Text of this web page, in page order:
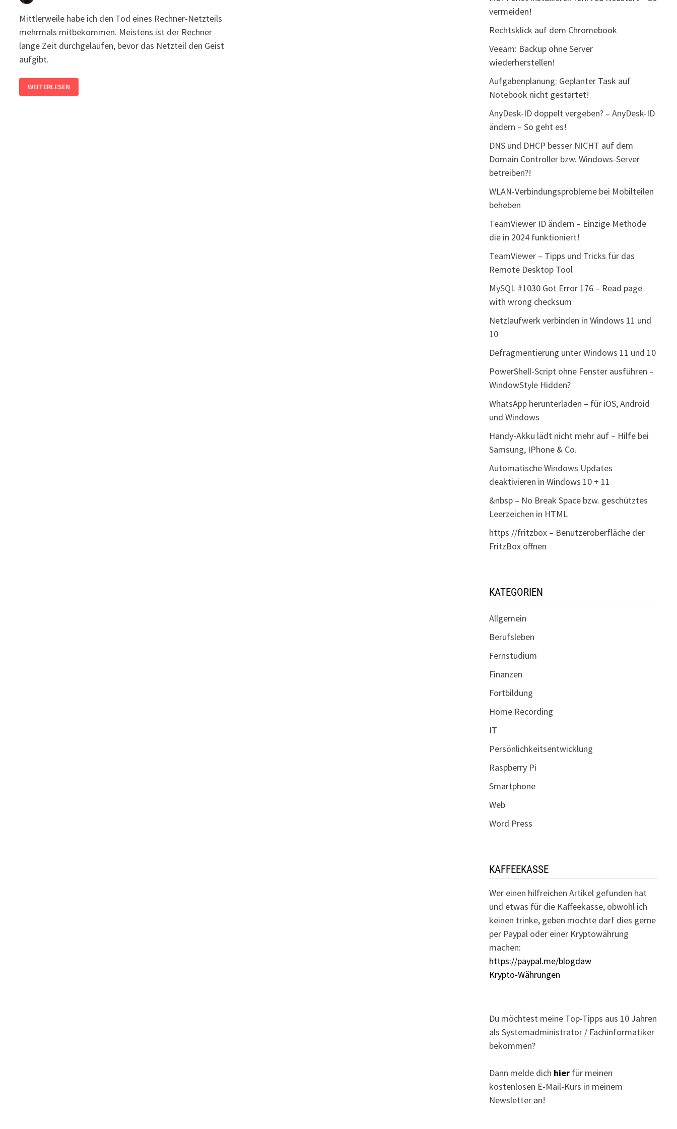
Mittlerweile habe ich den Tod eines Rechner-Netzteils
mehrmals mitbekommen. Meistens ist der Rechner
lange Zeit durchgelaufen, bevor das Netzteil den Geist
aufgibt.
ABGERAUCHTES
NETZTEIL
BEI
WEITERLESEN
vermeiden!
Rechtsklick auf dem Chromebook
Veeam: Backup ohne Server
wiederherstellen!
Aufgabenplanung: Geplanter Task auf
Notebook nicht gestartet!
AnyDesk-ID doppelt vergeben? – AnyDesk-ID
ändern – So geht es!
DNS und DHCP besser NICHT auf dem
Domain Controller bzw. Windows-Server
betreiben?!
WLAN-Verbindungsprobleme bei Mobilteilen
beheben
TeamViewer ID ändern – Einzige Methode
die in 2024 funktioniert!
TeamViewer – Tipps und Tricks für das
Remote Desktop Tool
MySQL #1030 Got Error 176 – Read page
with wrong checksum
Netzlaufwerk verbinden in Windows 11 und
10
Defragmentierung unter Windows 11 und 10
PowerShell-Script ohne Fenster ausführen –
WindowStyle Hidden?
WhatsApp herunterladen – für iOS, Android
und Windows
Handy-Akku lädt nicht mehr auf – Hilfe bei
Samsung, IPhone & Co.
Automatische Windows Updates
deaktivieren in Windows 10 + 11
&nbsp – No Break Space bzw. geschütztes
Leerzeichen in HTML
https //fritzbox – Benutzeroberfläche der
FritzBox öffnen
KATEGORIEN
Allgemein
Berufsleben
Fernstudium
Finanzen
Fortbildung
Home Recording
IT
Persönlichkeitsentwicklung
Raspberry Pi
Smartphone
Web
Word Press
KAFFEEKASSE
Wer einen hilfreichen Artikel gefunden hat
und etwas für die Kaffeekasse, obwohl ich
keinen trinke, geben möchte darf dies gerne
per Paypal oder einer Kryptowährung
machen:
https://paypal.me/blogdaw
Krypto-Währungen
Du möchtest meine Top-Tipps aus 10 Jahren
als Systemadministrator / Fachinformatiker
bekommen?
Dann melde dich hierfür meinen
kostenlosen E-Mail-Kurs in meinem
Newsletter an!